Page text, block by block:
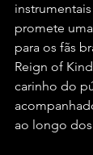
promete
para os fãs
Reign of
carinho do
ao longo